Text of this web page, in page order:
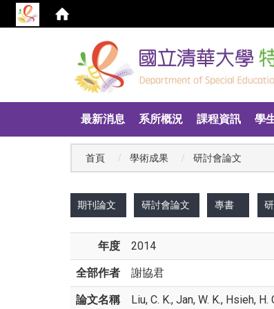
最新消息 系所概況 課程資訊 學
首頁 學術成果 研討會論文
期刊論文 研討會論文 專書
年度 2014
全部作者 謝協君
論文名稱
Liu, C. K., Jan, W. K., Hsieh,